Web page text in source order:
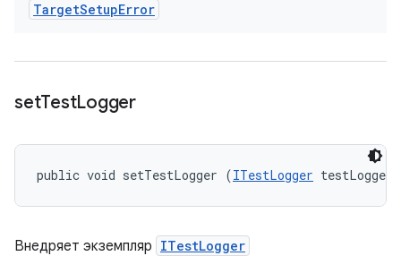
TargetSetupError
setTestLogger
public void setTestLogger (ITestLogger testLogger)
Внедряет экземпляр ITestLogger